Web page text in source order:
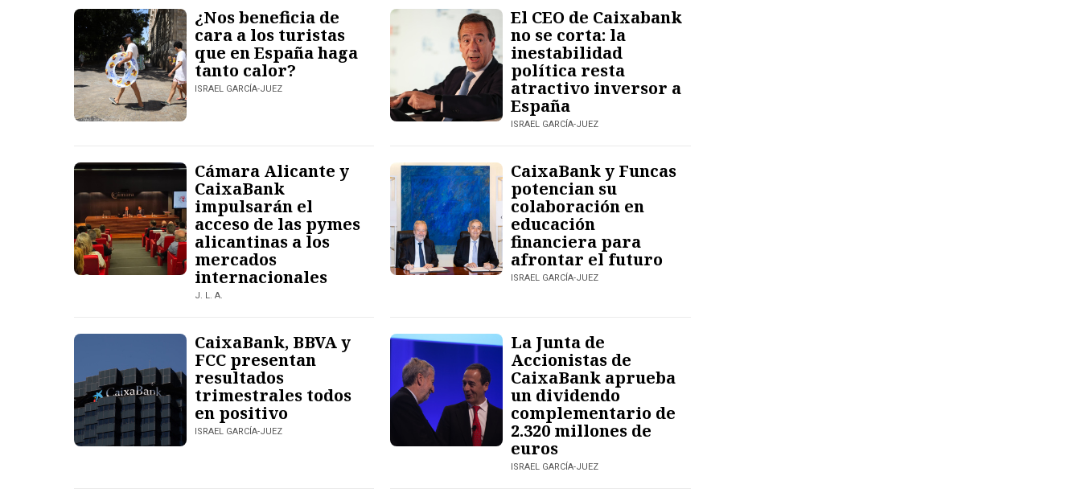
¿Nos beneficia de
cara a los turistas
que en España haga
tanto calor?
ISRAEL GARCÍA-JUEZ
El CEO de Caixabank
no se corta: la
inestabilidad
política resta
atractivo inversor a
España
ISRAEL GARCÍA-JUEZ
Cámara Alicante y
CaixaBank
impulsarán el
acceso de las pymes
alicantinas a los
mercados
internacionales
J. L. A.
CaixaBank y Funcas
potencian su
colaboración en
educación
financiera para
afrontar el futuro
ISRAEL GARCÍA-JUEZ
CaixaBank, BBVA y
FCC presentan
resultados
trimestrales todos
en positivo
ISRAEL GARCÍA-JUEZ
La Junta de
Accionistas de
CaixaBank aprueba
un dividendo
complementario de
2.320 millones de
euros
ISRAEL GARCÍA-JUEZ